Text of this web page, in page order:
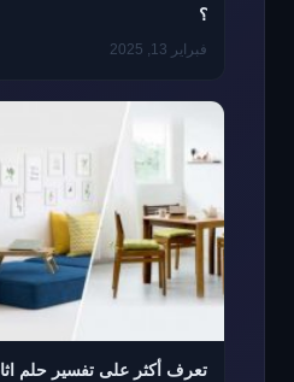
؟
فبراير 13, 2025
تعرف أكثر على تفسير حلم